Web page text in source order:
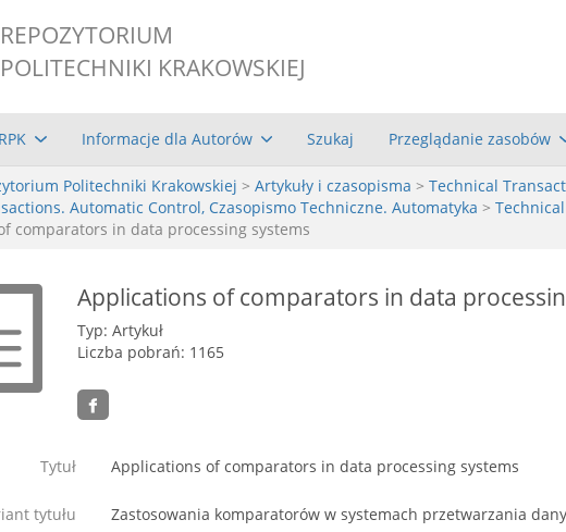
REPOZYTORIUM
POLITECHNIKI KRAKOWSKIEJ
Informacje dla Autorów Szukaj Przeglądanie zasobów
Politechniki Krakowskiej > Artykuły i czasopisma > Technical
Automatic Control, Czasopismo Techniczne. Automatyka >
comparators in data processing systems
Applications of comparators in data
Typ: Artykuł
Liczba pobrań: 1165
Tytuł Applications of comparators in data processing systems
tytułu Zastosowania komparatorów w systemach przetwarzania